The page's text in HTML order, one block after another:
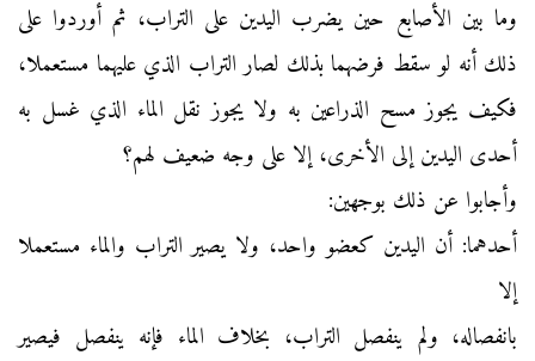
وما بين الأصابع حين يضرب اليدين على التراب، ثم أوردوا على
ذلك أنه لو سقط فرضهما بذلك لصار التراب الذي عليهما مستعملا،
فكيف يجوز مسح الذراعين به ولا يجوز نقل الماء الذي غسل به
أحدى اليدين إلى الأخرى، إلا على وجه ضعيف لهم؟
وأجابوا عن ذلك بوجهين:
أحدهما: أن اليدين كعضو واحد، ولا يصير التراب والماء مستعملا
إلا
بانفصاله، ولم ينفصل التراب، بخلاف الماء فإنه ينفصل فيصير